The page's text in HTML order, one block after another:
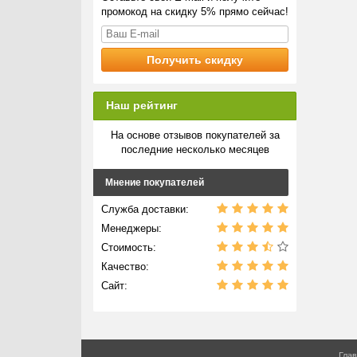
промокод на скидку 5% прямо сейчас!
Наш рейтинг
На основе отзывов покупателей за
последние несколько месяцев
Мнение покупателей
Служба доставки:
Менеджеры:
Стоимость:
Качество:
Сайт: